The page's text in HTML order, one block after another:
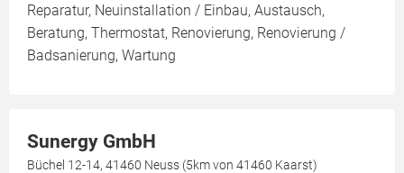
Reparatur, Neuinstallation / Einbau, Austausch,
Beratung, Thermostat, Renovierung, Renovierung /
Badsanierung, Wartung
Sunergy GmbH
Büchel 12-14, 41460 Neuss (5km von 41460 Kaarst)